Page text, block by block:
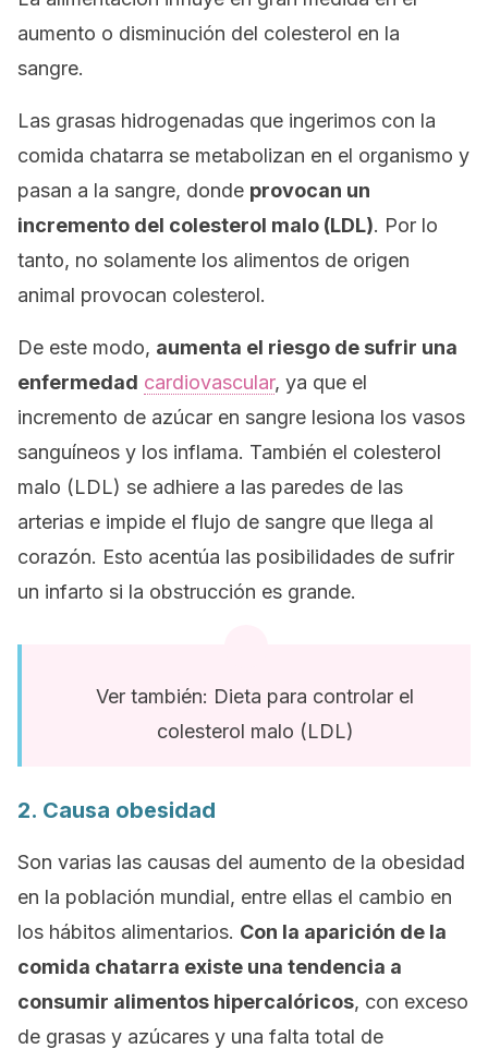
aumento o disminución del colesterol en la
sangre.
Las grasas hidrogenadas que ingerimos con la
comida chatarra se metabolizan en el organismo y
pasan a la sangre, donde provocan un
incremento del colesterol malo (LDL). Por lo
tanto, no solamente los alimentos de origen
animal provocan colesterol.
De este modo, aumenta el riesgo de sufrir una
enfermedad cardiovascular, ya que el
incremento de azúcar en sangre lesiona los vasos
sanguíneos y los inflama. También el colesterol
malo (LDL) se adhiere a las paredes de las
arterias e impide el flujo de sangre que llega al
corazón. Esto acentúa las posibilidades de sufrir
un infarto si la obstrucción es grande.
Ver también: Dieta para controlar el
colesterol malo (LDL)
2. Causa obesidad
Son varias las causas del aumento de la obesidad
en la población mundial, entre ellas el cambio en
los hábitos alimentarios. Con la aparición de la
comida chatarra existe una tendencia a
consumir alimentos hipercalóricos, con exceso
de grasas y azúcares y una falta total de